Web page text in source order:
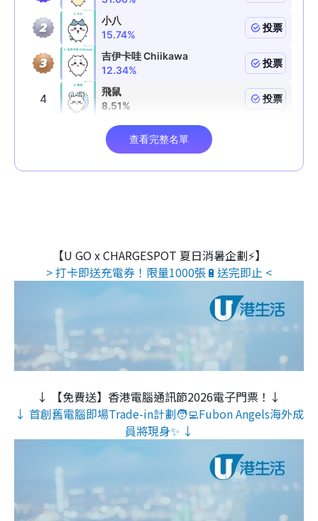
【U GO x CHARGESPOT 夏日消暑企劃⚡】
> 打卡即送充電券！限量1000張🔋送完即止 <
↓ 【免費送】香港電腦通訊節2026電子門票！↓
↓ 首創舊電腦即場Trade-in計劃🧑‍💻Fubon Angels海外成
員將現身✨ ↓